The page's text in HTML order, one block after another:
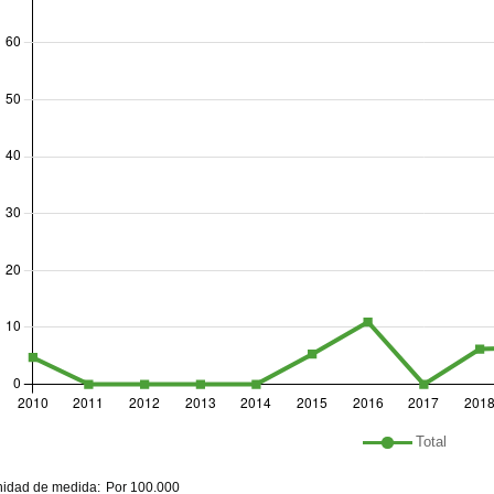
del gráfico: lista de líneas incluidas en el
Total
de medida: Por 100.000